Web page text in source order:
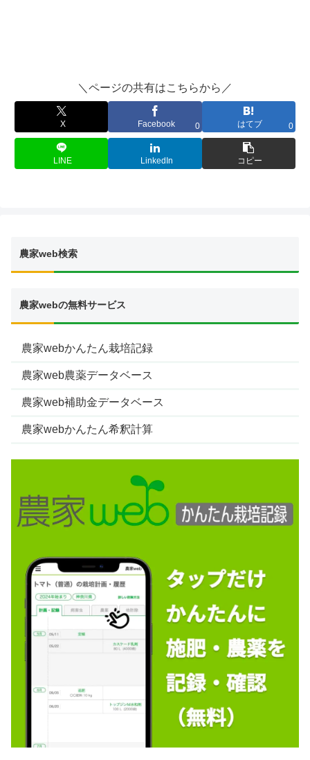
＼ページの共有はこちらから／
X Facebook 0 はてブ 0
LINE LinkedIn コピー
農家web検索
農家webの無料サービス
農家webかんたん栽培記録
農家web農薬データベース
農家web補助金データベース
農家webかんたん希釈計算